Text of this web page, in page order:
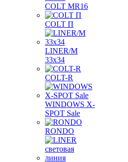
COLT MR16
COLT П
LINER/М
33х34
COLT-R
WINDOWS X-
SPOT Sale
RONDO